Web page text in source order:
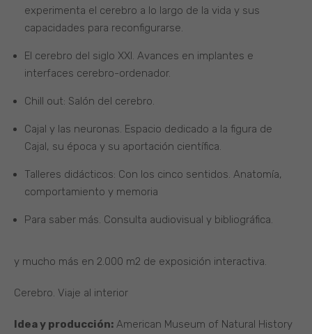
experimenta el cerebro a lo largo de la vida y sus
capacidades para reconfigurarse.
El cerebro del siglo XXI. Avances en implantes e
interfaces cerebro-ordenador.
Chill out: Salón del cerebro.
Cajal y las neuronas. Espacio dedicado a la figura de
Cajal, su época y su aportación científica.
Talleres didácticos: Con los cinco sentidos. Anatomía,
comportamiento y memoria
Para saber más. Consulta audiovisual y bibliográfica.
y mucho más en 2.000 m2 de exposición interactiva.
Cerebro. Viaje al interior
Idea y producción: American Museum of Natural History